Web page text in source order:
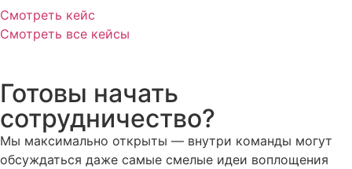
Смотреть кейс
Смотреть все кейсы
Готовы начать
сотрудничество?
Мы максимально открыты — внутри команды могут
обсуждаться даже самые смелые идеи воплощения